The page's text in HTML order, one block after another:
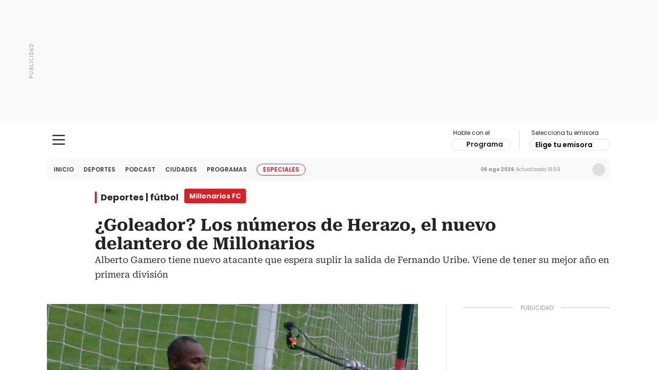
Hable con el
Programa
Selecciona tu emisora
Elige tu emisora
INICIO DEPORTES PODCAST CIUDADES PROGRAMAS ESPECIALES 06 ago 2026 Actualizado 19:59
Deportes | fútbol Millonarios FC
¿Goleador? Los números de Herazo, el nuevo
delantero de Millonarios
Alberto Gamero tiene nuevo atacante que espera suplir la salida de Fernando Uribe. Viene de tener su mejor año en
primera división